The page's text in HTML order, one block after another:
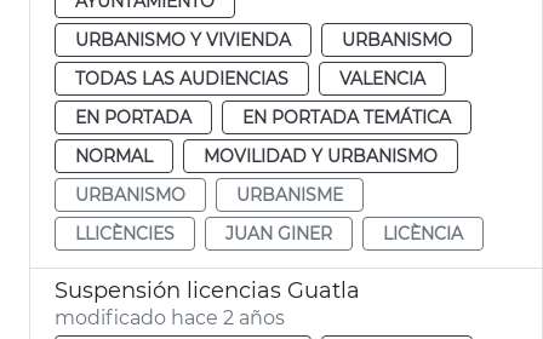
URBANISMO Y VIVIENDA
URBANISMO
TODAS LAS AUDIENCIAS
VALENCIA
EN PORTADA
EN PORTADA TEMÁTICA
NORMAL
MOVILIDAD Y URBANISMO
URBANISMO
URBANISME
LLICÈNCIES
JUAN GINER LICÈNCIA
Suspensión licencias Guatla
modificado hace 2 años